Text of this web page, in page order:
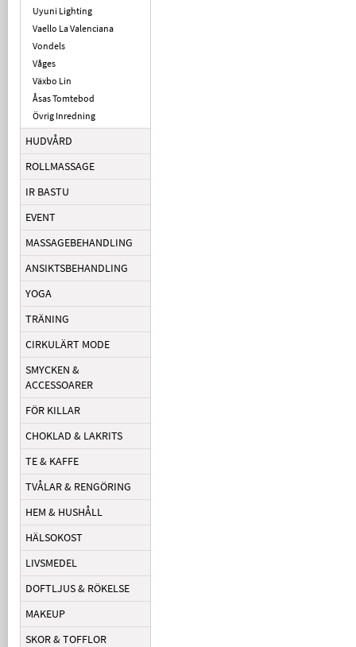
Uyuni Lighting
Vaello La Valenciana
Vondels
Våges
Växbo Lin
Åsas Tomtebod
Övrig Inredning
HUDVÅRD
ROLLMASSAGE
IR BASTU
EVENT
MASSAGEBEHANDLING
ANSIKTSBEHANDLING
YOGA
TRÄNING
CIRKULÄRT MODE
SMYCKEN &
ACCESSOARER
FÖR KILLAR
CHOKLAD & LAKRITS
TE & KAFFE
TVÅLAR & RENGÖRING
HEM & HUSHÅLL
HÄLSOKOST
LIVSMEDEL
DOFTLJUS & RÖKELSE
MAKEUP
SKOR & TOFFLOR